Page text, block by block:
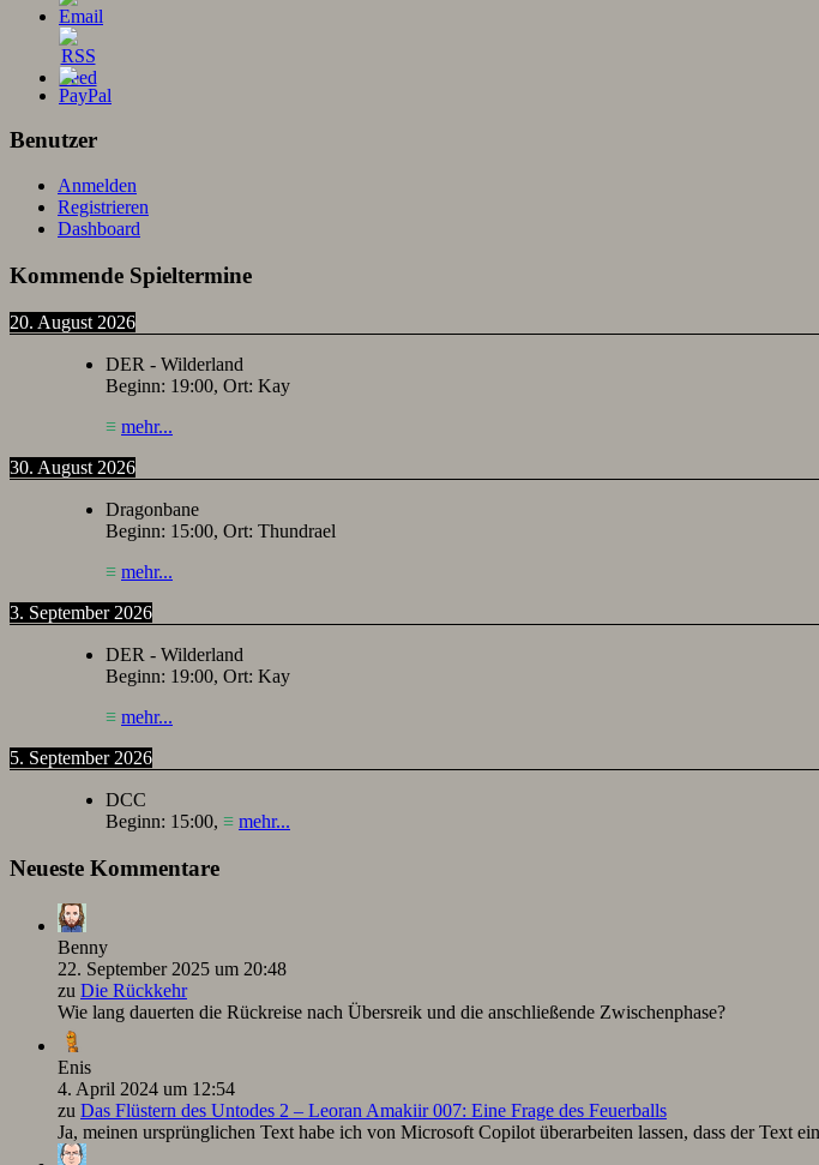
Benutzer
Anmelden
Registrieren
Dashboard
Kommende Spieltermine
20. August 2026
DER - Wilderland
Beginn: 19:00, Ort: Kay
≡ mehr...
30. August 2026
Dragonbane
Beginn: 15:00, Ort: Thundrael
≡ mehr...
3. September 2026
DER - Wilderland
Beginn: 19:00, Ort: Kay
≡ mehr...
5. September 2026
DCC
Beginn: 15:00, ≡ mehr...
Neueste Kommentare
Benny
22. September 2025 um 20:48
zu Die Rückkehr
Wie lang dauerten die Rückreise nach Übersreik und die anschließende Zwischenphase?
Enis
4. April 2024 um 12:54
zu Das Flüstern des Untodes 2 – Leoran Amakiir 007: Eine Frage des Feuerballs
Ja, meinen ursprünglichen Text habe ich von Microsoft Copilot überarbeiten lassen, dass der Text